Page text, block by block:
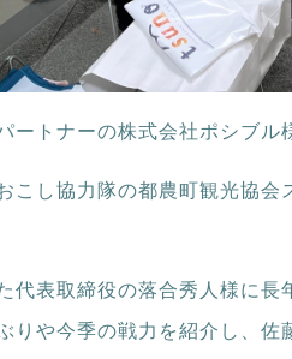
ートナーの株式会社ポシブ
こし協力隊の都農町観光協
代表取締役の落合秀人様に
りや今季の戦力を紹介し、